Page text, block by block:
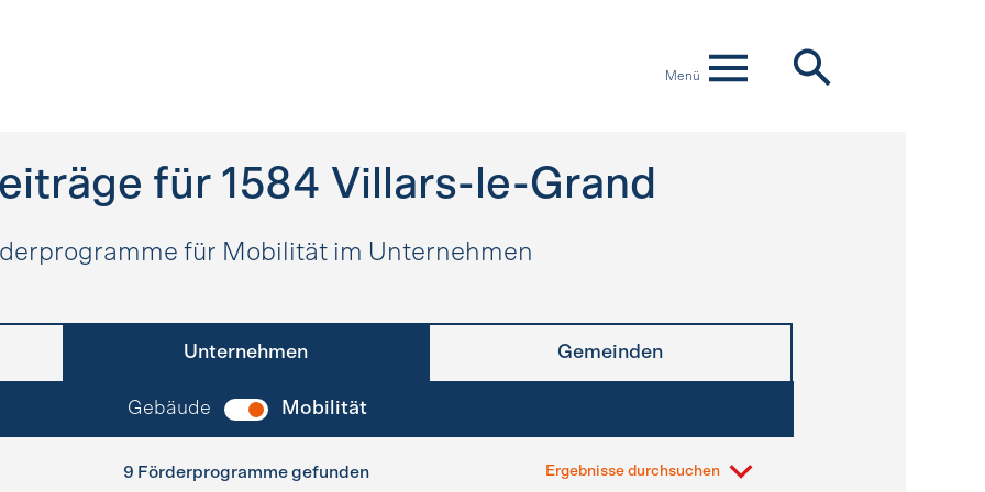
Menü
für 1584 Villars-le-Grand
für Mobilität im Unternehmen
Unternehmen Gemeinden
Gebäude Mobilität
9 Förderprogramme gefunden Ergebnisse durchsuchen